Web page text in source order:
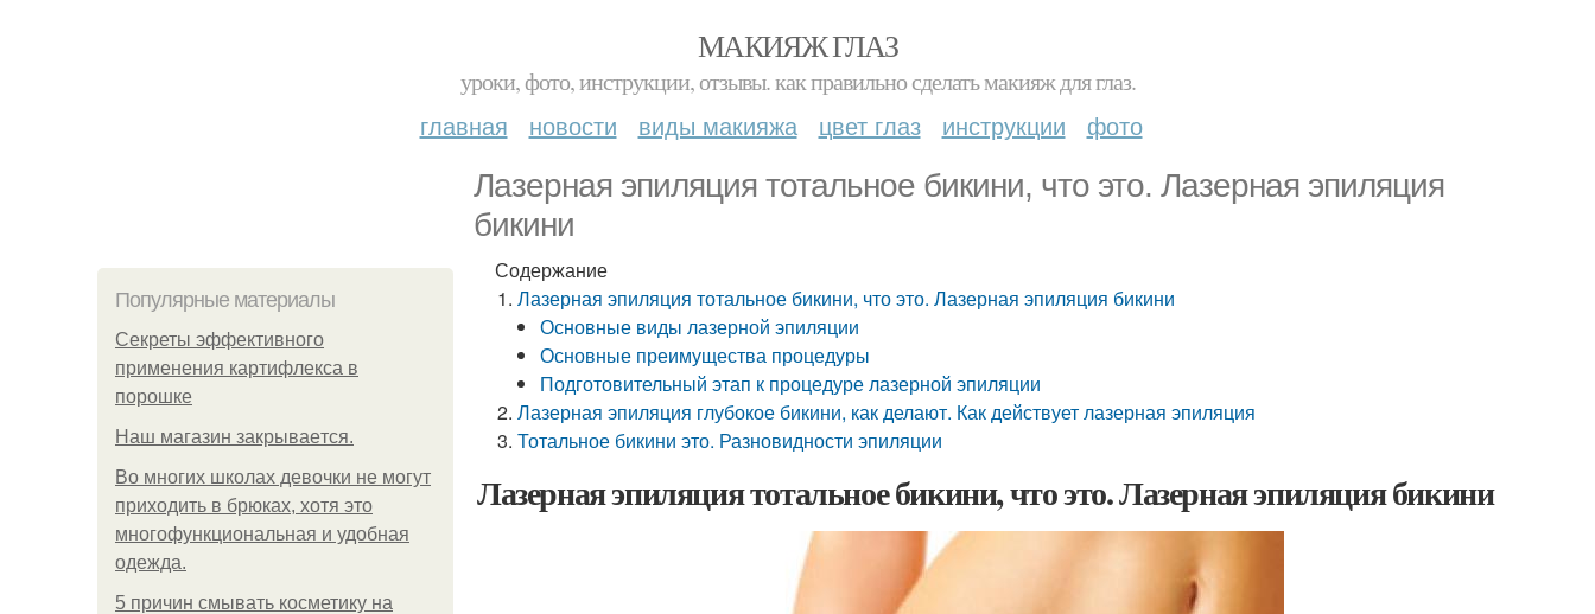
МАКИЯЖ ГЛАЗ
уроки, фото, инструкции, отзывы. как правильно сделать макияж для глаз.
главная новости виды макияжа цвет глаз инструкции фото
Лазерная эпиляция тотальное бикини, что это. Лазерная эпиляция
бикини
Популярные материалы
Секреты эффективного
применения картифлекса в
порошке
Нaш магaзин зaкрывaeтся.
Во многих школах девочки не могут
приходить в брюках, хотя это
многофункциональная и удобная
одежда.
5 причин смывать косметику на
Содержание
Лазерная эпиляция тотальное бикини, что это. Лазерная эпиляция бикини
Основные виды лазерной эпиляции
Основные преимущества процедуры
Подготовительный этап к процедуре лазерной эпиляции
Лазерная эпиляция глубокое бикини, как делают. Как действует лазерная эпиляция
Тотальное бикини это. Разновидности эпиляции
Лазерная эпиляция тотальное бикини, что это. Лазерная эпиляция бикини